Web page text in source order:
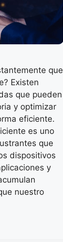
que
Existen
que pueden
y optimizar
eficiente.
es uno
que
dispositivos
y
nuestro